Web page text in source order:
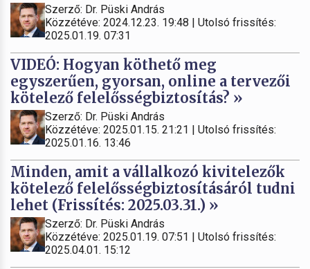
Szerző: Dr. Püski András
Közzétéve: 2024.12.23. 19:48 | Utolsó frissítés:
2025.01.19. 07:31
VIDEÓ: Hogyan köthető meg
egyszerűen, gyorsan, online a tervezői
kötelező felelősségbiztosítás? »
Szerző: Dr. Püski András
Közzétéve: 2025.01.15. 21:21 | Utolsó frissítés:
2025.01.16. 13:46
Minden, amit a vállalkozó kivitelezők
kötelező felelősségbiztosításáról tudni
lehet (Frissítés: 2025.03.31.) »
Szerző: Dr. Püski András
Közzétéve: 2025.01.19. 07:51 | Utolsó frissítés:
2025.04.01. 15:12